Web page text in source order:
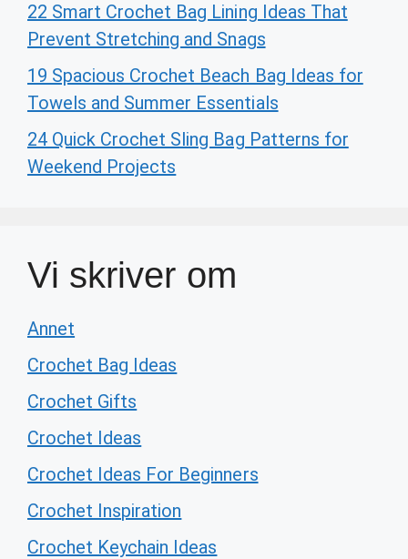
22 Smart Crochet Bag Lining Ideas That
Prevent Stretching and Snags
19 Spacious Crochet Beach Bag Ideas for
Towels and Summer Essentials
24 Quick Crochet Sling Bag Patterns for
Weekend Projects
Vi skriver om
Annet
Crochet Bag Ideas
Crochet Gifts
Crochet Ideas
Crochet Ideas For Beginners
Crochet Inspiration
Crochet Keychain Ideas